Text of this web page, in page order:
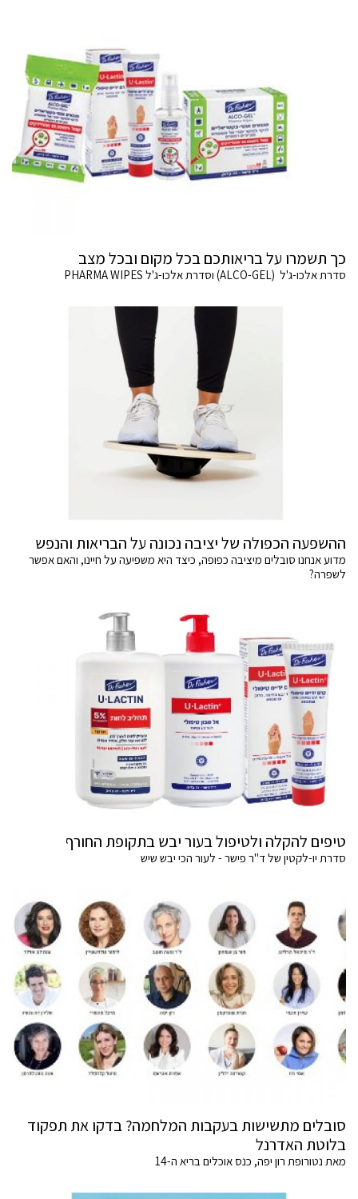
כך תשמרו על בריאותכם בכל מקום ובכל מצב
סדרת אלכו-ג'ל (ALCO-GEL) וסדרת אלכו-ג'ל PHARMA WIPES
ההשפעה הכפולה של יציבה נכונה על הבריאות והנפש
מדוע אנחנו סובלים מיציבה כפופה, כיצד היא משפיעה על חיינו, והאם אפשר
לשפרה?
טיפים להקלה ולטיפול בעור יבש בתקופת החורף
סדרת יו-לקטין של ד"ר פישר - לעור הכי יבש שיש
סובלים מתשישות בעקבות המלחמה? בדקו את תפקוד
בלוטת האדרנל
מאת נטורופת רון יפה, כנס אוכלים בריא ה-14